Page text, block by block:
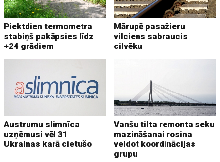
Piektdien termometra
stabiņš pakāpsies līdz
+24 grādiem
Mārupē pasažieru
vilciens sabraucis
cilvēku
Austrumu slimnīca
uzņēmusi vēl 31
Ukrainas karā cietušo
Vanšu tilta remonta seku
mazināšanai rosina
veidot koordinācijas
grupu